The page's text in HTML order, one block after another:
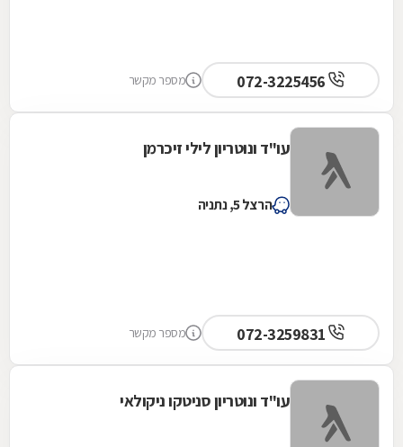
מספר מקשר
עו"ד ונוטריון לילי זיכרמן
הרצל 5, נתניה
מספר מקשר
עו"ד ונוטריון סניטקו ניקולאי